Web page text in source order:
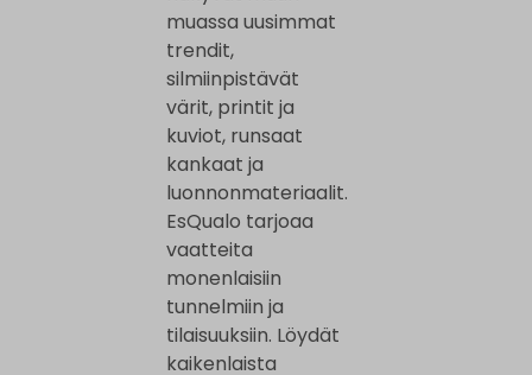
muassa uusimmat
trendit,
silmiinpistävät
värit, printit ja
kuviot, runsaat
kankaat ja
luonnonmateriaalit.
EsQualo tarjoaa
vaatteita
monenlaisiin
tunnelmiin ja
tilaisuuksiin. Löydät
kaikenlaista